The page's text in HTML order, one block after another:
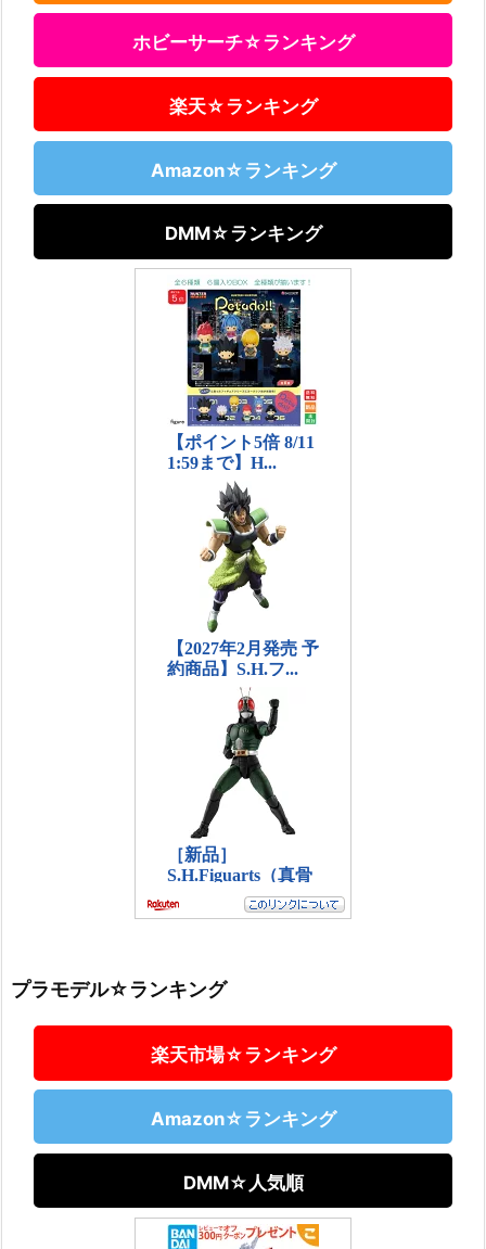
ホビーサーチ☆ランキング
楽天☆ランキング
Amazon☆ランキング
DMM☆ランキング
プラモデル☆ランキング
楽天市場☆ランキング
Amazon☆ランキング
DMM☆人気順